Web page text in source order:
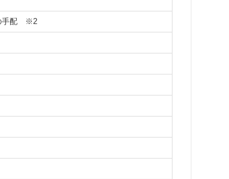
手配 ※2